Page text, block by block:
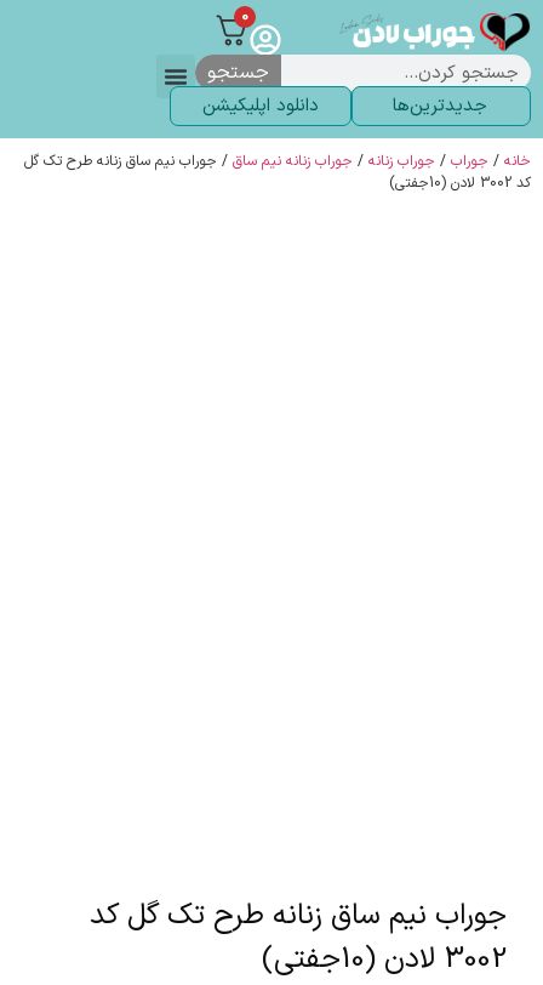
0
جستجو
جدیدترین‌ها دانلود اپلیکیشن
خانه / جوراب / جوراب زنانه / جوراب زنانه نیم ساق / جوراب نیم ساق زنانه طرح تک گل
کد 3002 لادن (10جفتی)
جوراب نیم ساق زنانه طرح تک گل کد
3002 لادن (10جفتی)